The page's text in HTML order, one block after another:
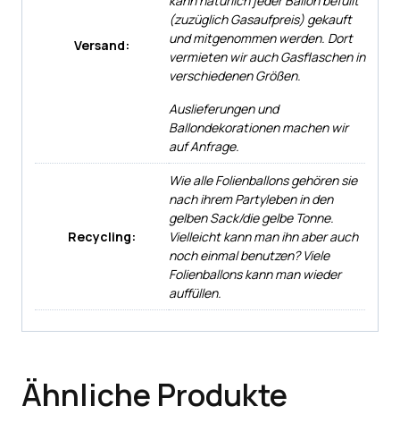
Versand:
(zuzüglich Gasaufpreis) gekauft
und mitgenommen werden. Dort
vermieten wir auch Gasflaschen in
verschiedenen Größen.
Auslieferungen und
Ballondekorationen machen wir
auf Anfrage.
Recycling:
Wie alle Folienballons gehören sie
nach ihrem Partyleben in den
gelben Sack/die gelbe Tonne.
Vielleicht kann man ihn aber auch
noch einmal benutzen? Viele
Folienballons kann man wieder
auffüllen.
Ähnliche Produkte